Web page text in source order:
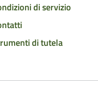
di servizio
di tutela